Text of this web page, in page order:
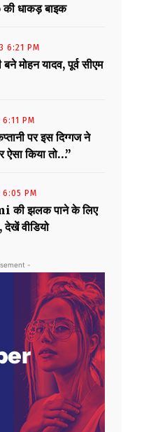
धाकड़ बाइक
6:21 PM
मोहन यादव, पूर्व सीएम
6:11 PM
पर इस दिग्गज ने
ऐसा किया तो…”
6:05 PM
झलक पाने के लिए
देखें वीडियो
-